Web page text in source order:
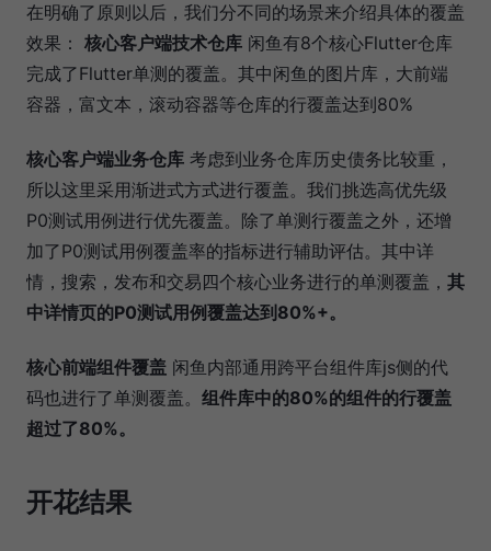
在明确了原则以后，我们分不同的场景来介绍具体的覆盖
效果： 核心客户端技术仓库 闲鱼有8个核心Flutter仓库
完成了Flutter单测的覆盖。其中闲鱼的图片库，大前端
容器，富文本，滚动容器等仓库的行覆盖达到80%
核心客户端业务仓库 考虑到业务仓库历史债务比较重，
所以这里采用渐进式方式进行覆盖。我们挑选高优先级
P0测试用例进行优先覆盖。除了单测行覆盖之外，还增
加了P0测试用例覆盖率的指标进行辅助评估。其中详
情，搜索，发布和交易四个核心业务进行的单测覆盖， 其
中详情页的P0测试用例覆盖达到80%+。
核心前端组件覆盖 闲鱼内部通用跨平台组件库js侧的代
码也进行了单测覆盖。 组件库中的80%的组件的行覆盖
超过了80%。
开花结果